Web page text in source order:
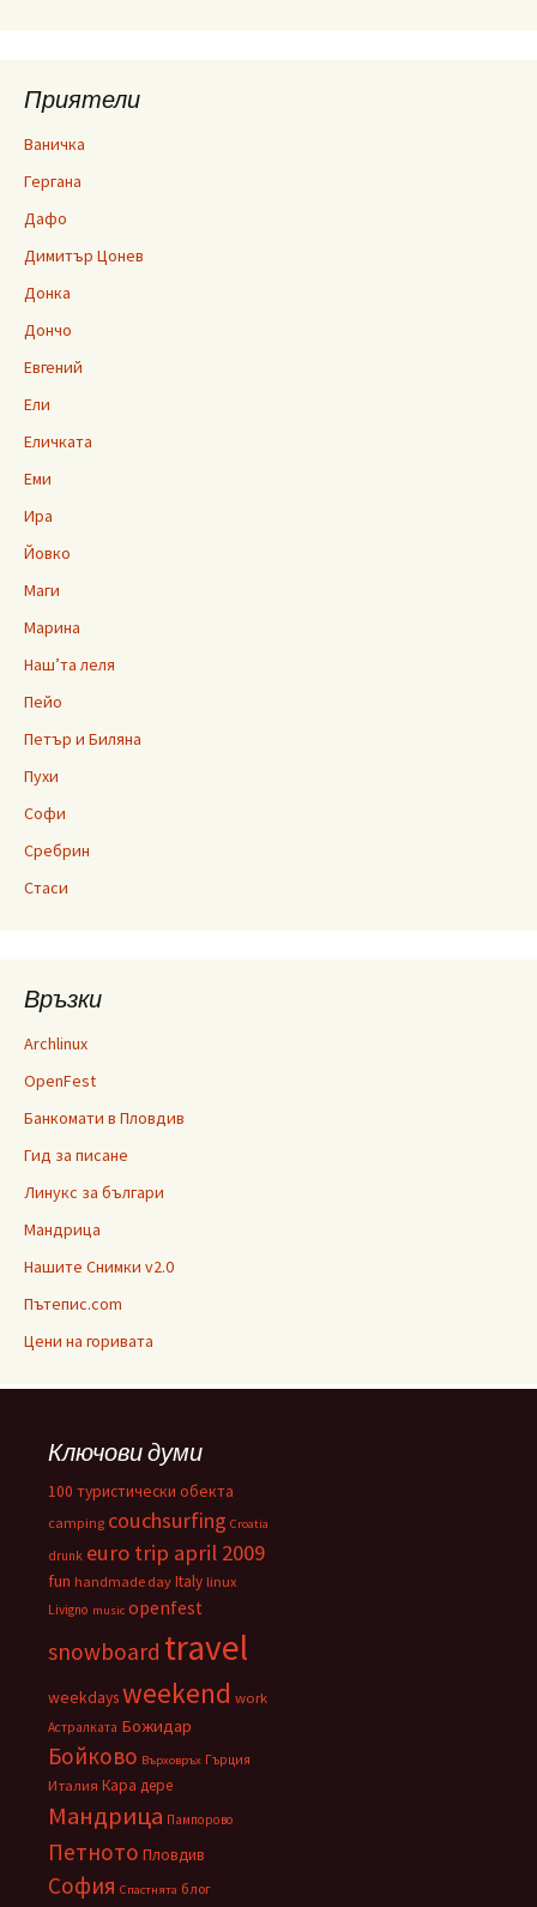
Приятели
Ваничка
Гергана
Дафо
Димитър Цонев
Донка
Дончо
Евгений
Ели
Еличката
Еми
Ира
Йовко
Маги
Марина
Наш’та леля
Пейо
Петър и Биляна
Пухи
Софи
Сребрин
Стаси
Връзки
Archlinux
OpenFest
Банкомати в Пловдив
Гид за писане
Линукс за българи
Мандрица
Нашите Снимки v2.0
Пътепис.com
Цени на горивата
Ключови думи
100 туристически обекта
camping couchsurfing Croatia
drunk euro trip april 2009
fun handmade day Italy linux
Livigno music openfest
snowboard travel
weekdaysweekend work
Астралката Божидар
Бойково Върховръх Гърция
Италия Кара дере
Мандрица Пампорово
Петното Пловдив
София Спастнята блог